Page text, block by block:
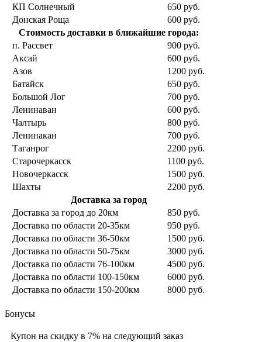
КП Солнечный
650 руб.
Донская Роща
600 руб.
Стоимость доставки в ближайшие города:
п. Рассвет
900 руб.
Аксай
600 руб.
Азов
1200 руб.
Батайск
650 руб.
Большой Лог
700 руб.
Ленинаван
600 руб.
Чалтырь
800 руб.
Ленинакан
700 руб.
Таганрог
2200 руб.
Старочеркасск
1100 руб.
Новочеркасск
1500 руб.
Шахты
2200 руб.
Доставка за город
Доставка за город до 20км
850 руб.
Доставка по области 20-35км
950 руб.
Доставка по области 36-50км
1500 руб.
Доставка по области 50-75км
3000 руб.
Доставка по области 76-100км
4500 руб.
Доставка по области 100-150км
6000 руб.
Доставка по области 150-200км
8000 руб.
Бонусы
Купон на скидку в 7% на следующий заказ